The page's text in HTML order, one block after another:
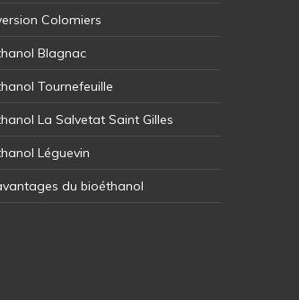
Colomiers
Blagnac
Tournefeuille
La Salvetat Saint Gilles
Léguevin
du bioéthanol